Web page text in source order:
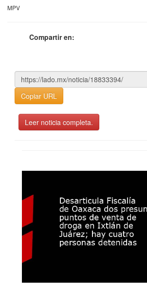
MPV
Compartir en:
Copiar URL
Leer noticia completa.